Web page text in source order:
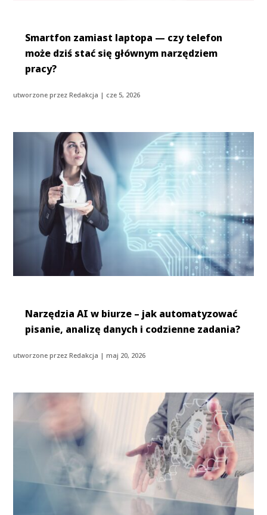
Smartfon zamiast laptopa — czy telefon
może dziś stać się głównym narzędziem
pracy?
utworzone przezRedakcja | cze 5, 2026
Narzędzia AI w biurze – jak automatyzować
pisanie, analizę danych i codzienne zadania?
utworzone przezRedakcja |maj 20, 2026